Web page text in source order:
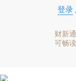
登录
财新
可畅